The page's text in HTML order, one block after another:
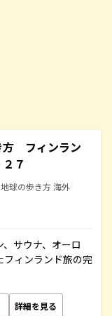
フィンラン
７
球の歩き方 海外
、サウナ、オーロ
フィンランド旅の完
詳細を見る